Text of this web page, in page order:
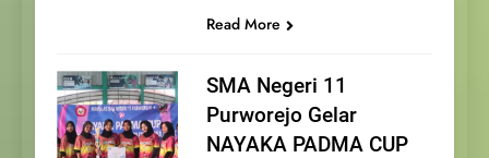
Read More
SMA Negeri 11
Purworejo Gelar
NAYAKA PADMA CUP